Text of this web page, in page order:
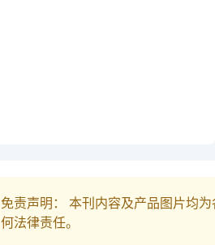
免责声明： 本刊内容及产品图片均
何法律责任。